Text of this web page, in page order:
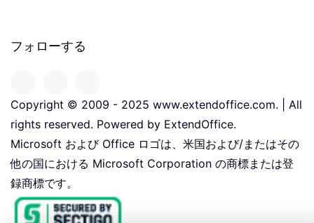
フォローする
Copyright © 2009 - 2025 www.extendoffice.com. | All
rights reserved. Powered by ExtendOffice.
Microsoft および Office ロゴは、米国および/またはその
他の国における Microsoft Corporation の商標または登
録商標です。